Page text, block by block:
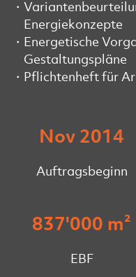
Energiekonzepte
Energetische
Gestaltungspläne
Pflichtenheft für
Nov 2014
Auftragsbeginn
837'000 m²
EBF